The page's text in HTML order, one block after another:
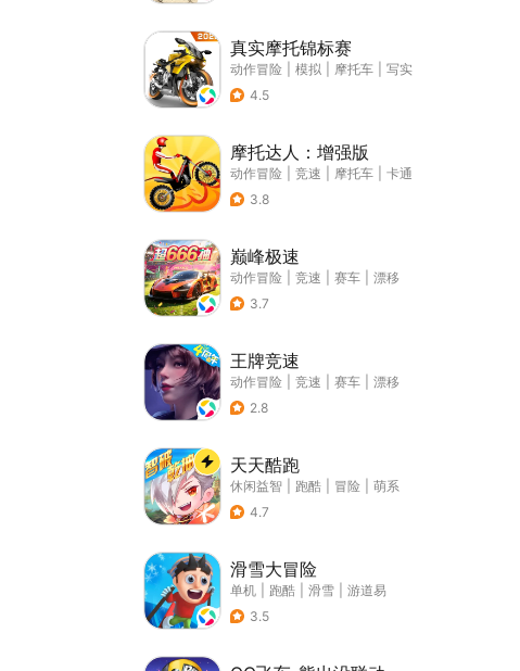
真实摩托锦标赛
动作冒险 模拟 摩托车
写实
4.5
摩托达人：增强版
动作冒险 竞速 摩托车
卡通
3.8
巅峰极速
动作冒险 竞速 赛车
漂移
3.7
王牌竞速
动作冒险 竞速 赛车
漂移
2.8
天天酷跑
休闲益智 跑酷 冒险
萌系
4.7
滑雪大冒险
单机 跑酷 滑雪
游道易
3.5